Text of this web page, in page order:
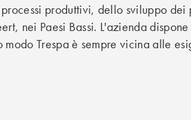
produttivi, dello sviluppo
nei Paesi Bassi. L'azienda
Trespa è sempre vicina alle